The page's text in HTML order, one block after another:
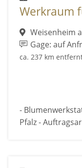
Werkraum
Weisenheim
Gage: auf
ca. 237 km
-
Pfalz -